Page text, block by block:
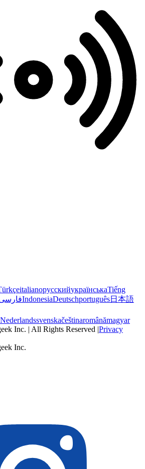
italianoрусскийукраїнськаTiếng
IndonesiaDeutschportuguês日本語
Nederlandssvenskačeštinaromânămagyar
Inc. | All Rights Reserved |Privacy
Inc.